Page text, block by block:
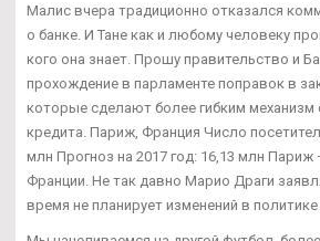
Малис вчера традиционно отказался
о банке. И Тане как и любому человеку
кого она знает. Прошу правительство и
прохождение в парламенте поправок в
которые сделают более гибким механизм
кредита. Париж, Франция Число
млн Прогноз на 2017 год: 16,13 млн Париж
Франции. Не так давно Марио Драги
время не планирует изменений в политике